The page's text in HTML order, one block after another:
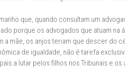
que, quando consultam um
porque os advogados que atuam na
mãe, os anjos teriam que descer do
de igualdade, não é tarefa
a lutar pelos filhos nos Tribunais e os